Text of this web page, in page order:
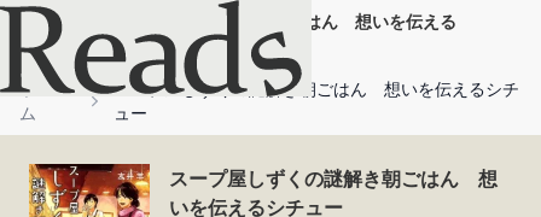
スープ屋しずくの謎解き朝ごはん 想いを伝える
シチュー
ホー
ム
スープ屋しずくの謎解き朝ごはん 想いを伝えるシチ
ュー
スープ屋しずくの謎解き朝ごはん 想
いを伝えるシチュー